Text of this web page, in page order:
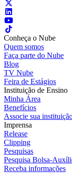
Conheça o Nube
Quem somos
Faça parte do Nube
Blog
TV Nube
Feira de Estágios
Instituição de Ensino
Minha Área
Benefícios
Associe sua
Imprensa
Release
Clipping
Pesquisas
Pesquisa Bolsa-
Receba informações